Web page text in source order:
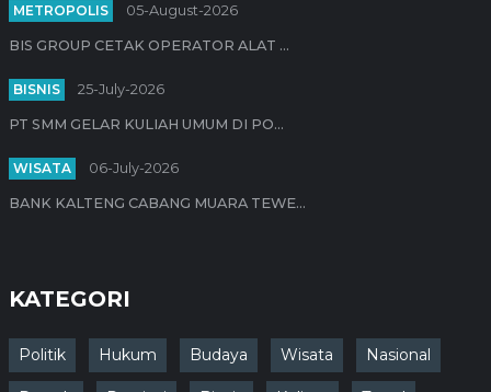
METROPOLIS 05-August-2026
BIS GROUP CETAK OPERATOR ALAT ...
BISNIS 25-July-2026
PT SMM GELAR KULIAH UMUM DI PO...
WISATA 06-July-2026
BANK KALTENG CABANG MUARA TEWE...
KATEGORI
Politik Hukum Budaya Wisata Nasional